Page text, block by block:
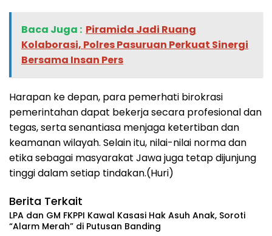
Baca Juga : Piramida Jadi Ruang
Kolaborasi, Polres Pasuruan Perkuat Sinergi
Bersama Insan Pers
Harapan ke depan, para pemerhati birokrasi
pemerintahan dapat bekerja secara profesional dan
tegas, serta senantiasa menjaga ketertiban dan
keamanan wilayah. Selain itu, nilai-nilai norma dan
etika sebagai masyarakat Jawa juga tetap dijunjung
tinggi dalam setiap tindakan.(Huri)
Berita Terkait
‎LPA dan GM FKPPI Kawal Kasasi Hak Asuh Anak, Soroti
“Alarm Merah” di Putusan Banding ‎